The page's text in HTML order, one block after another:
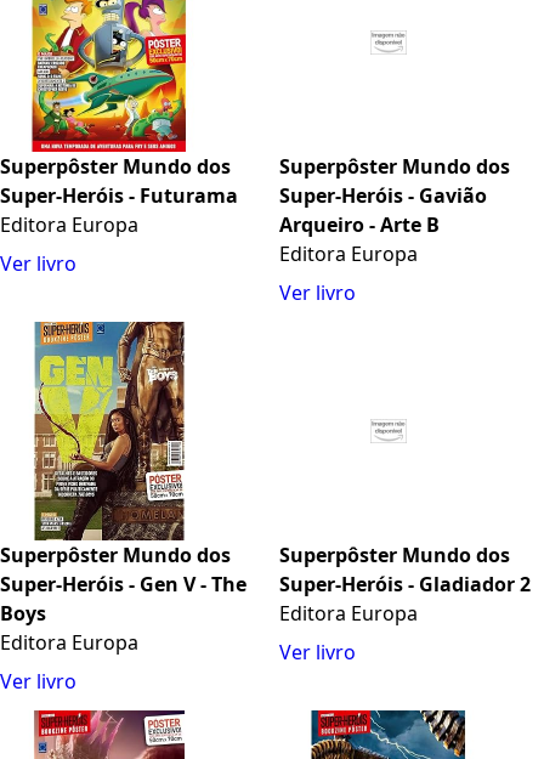
Superpôster Mundo dos
Super-Heróis - Futurama
Editora Europa
Ver livro
Superpôster Mundo dos
Super-Heróis - Gavião
Arqueiro - Arte B
Editora Europa
Ver livro
Superpôster Mundo dos
Super-Heróis - Gen V - The
Boys
Editora Europa
Ver livro
Superpôster Mundo dos
Super-Heróis - Gladiador 2
Editora Europa
Ver livro